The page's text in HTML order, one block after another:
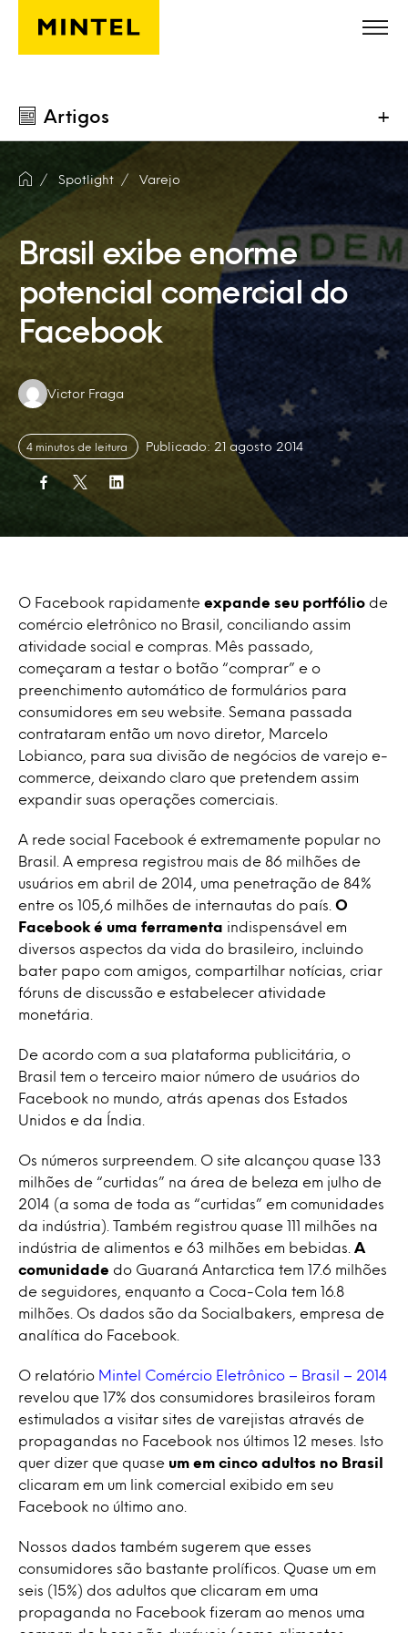
Skip to main content
Artigos +
Spotlight Varejo
Brasil exibe enorme
potencial comercial do
Facebook
Authors:
Victor Fraga
4 minutos de leitura Publicado: 21 agosto 2014
O Facebook rapidamente expande seu portfólio de
comércio eletrônico no Brasil, conciliando assim
atividade social e compras. Mês passado,
começaram a testar o botão “comprar” e o
preenchimento automático de formulários para
consumidores em seu website. Semana passada
contrataram então um novo diretor, Marcelo
Lobianco, para sua divisão de negócios de varejo e-
commerce, deixando claro que pretendem assim
expandir suas operações comerciais.
A rede social Facebook é extremamente popular no
Brasil. A empresa registrou mais de 86 milhões de
usuários em abril de 2014, uma penetração de 84%
entre os 105,6 milhões de internautas do país. O
Facebook é uma ferramenta indispensável em
diversos aspectos da vida do brasileiro, incluindo
bater papo com amigos, compartilhar notícias, criar
fóruns de discussão e estabelecer atividade
monetária.
De acordo com a sua plataforma publicitária, o
Brasil tem o terceiro maior número de usuários do
Facebook no mundo, atrás apenas dos Estados
Unidos e da Índia.
Os números surpreendem. O site alcançou quase 133
milhões de “curtidas” na área de beleza em julho de
2014 (a soma de toda as “curtidas” em comunidades
da indústria). Também registrou quase 111 milhões na
indústria de alimentos e 63 milhões em bebidas. A
comunidade do Guaraná Antarctica tem 17.6 milhões
de seguidores, enquanto a Coca-Cola tem 16.8
milhões. Os dados são da Socialbakers, empresa de
analítica do Facebook.
O relatório Mintel Comércio Eletrônico – Brasil – 2014
revelou que 17% dos consumidores brasileiros foram
estimulados a visitar sites de varejistas através de
propagandas no Facebook nos últimos 12 meses. Isto
quer dizer que quase um em cinco adultos no Brasil
clicaram em um link comercial exibido em seu
Facebook no último ano.
Nossos dados também sugerem que esses
consumidores são bastante prolíficos. Quase um em
seis (15%) dos adultos que clicaram em uma
propaganda no Facebook fizeram ao menos uma